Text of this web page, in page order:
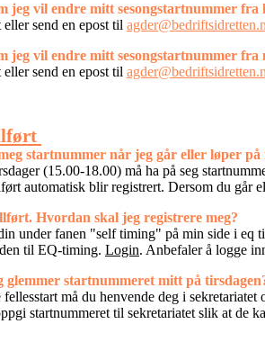
jeg vil endre mitt sesongstartnummer
send en epost til
jeg vil endre mitt sesongstartnummer
send en epost til
startnummer når jeg går eller løper
(15.00-18.00) må ha på seg
automatisk blir registrert. Dersom du går
Hvordan skal jeg registrere meg?
under fanen "self timing" på min side i
til EQ-timing. Login. Anbefaler å logge
glemmer startnummeret mitt på
må du henvende deg i
startnummeret til sekretariatet slik at de